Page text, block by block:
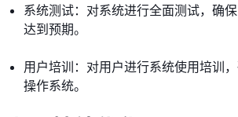
系统测试：对系统进行全面测试，确
达到预期。
用户培训：对用户进行系统使用培训
操作系统。